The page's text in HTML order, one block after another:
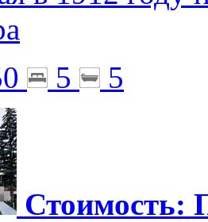
5 5
Стоимость: